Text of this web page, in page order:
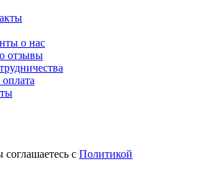
о нас
отзывы
с Политикой